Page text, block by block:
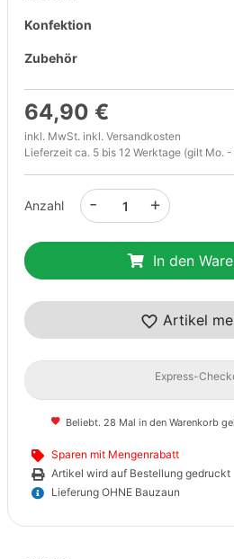
Konfektion
Zubehör
64,90 €
inkl. MwSt. inkl. Versandkosten
Lieferzeit ca. 5 bis 12 Werktage (gilt Mo. -
Anzahl +
-
In den
Artikel
Express-
Beliebt. 28 Mal in den Warenkorb
Sparen mit Mengenrabatt
Artikel wird auf Bestellung gedruckt
Lieferung OHNE Bauzaun